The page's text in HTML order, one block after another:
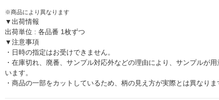
※商品により異なります
▼出荷情報
出荷単位 : 各品番 1枚ずつ
▼注意事項
・日時の指定はお受けできません。
・在庫切れ、廃番、サンプル対応外などの理由により、サンプルが
います。
・商品の一部をカットしているため、柄の見え方が実際とは異なりま